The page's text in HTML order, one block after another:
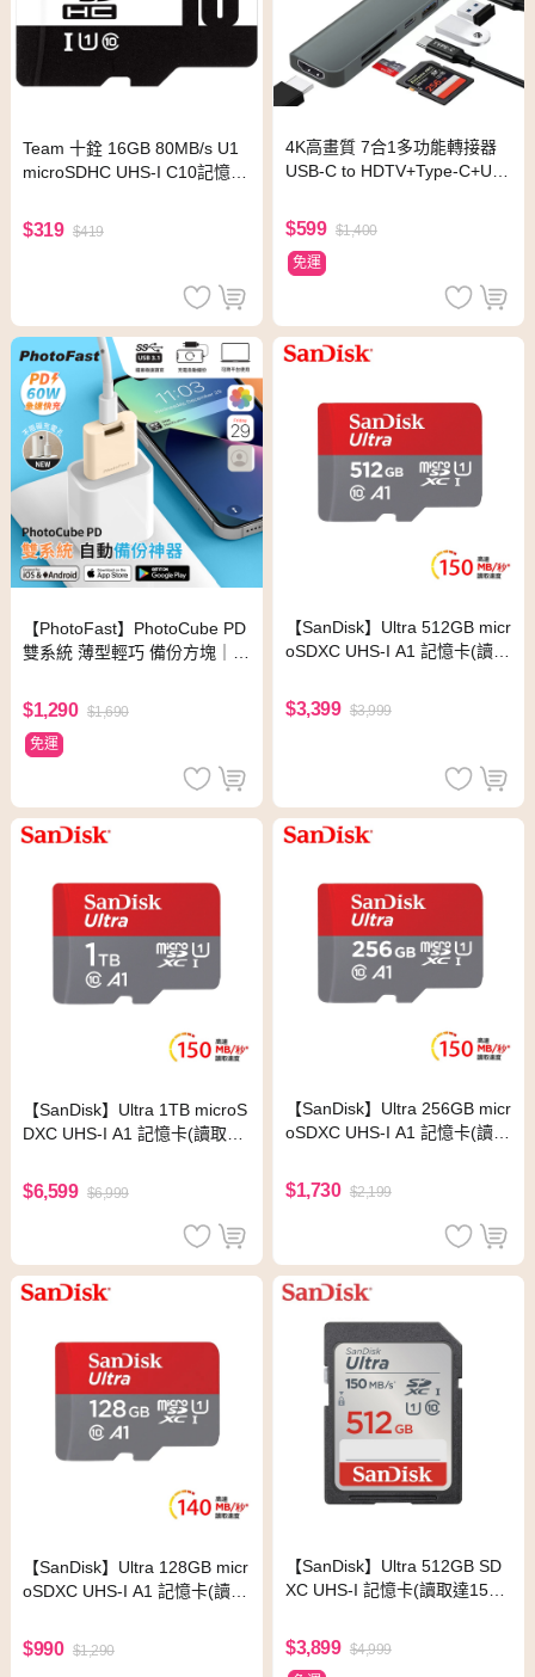
Team 十銓 16GB 80MB/s U1
microSDHC UHS-I C10記憶卡
$319 $419
4K高畫質 7合1多功能轉接器
USB-C to HDTV+Type-C+US
充集線讀卡機
$599 $1,400
免運
【PhotoFast】PhotoCube PD
雙系統 薄型輕巧 備份方塊｜備
$1,290 $1,690
免運
【SanDisk】Ultra 512GB micr
oSDXC UHS-I A1 記憶卡(讀取
$3,399 $3,999
【SanDisk】Ultra 1TB microS
DXC UHS-I A1 記憶卡(讀取達
$6,599 $6,999
【SanDisk】Ultra 256GB micr
oSDXC UHS-I A1 記憶卡(讀取
$1,730 $2,199
【SanDisk】Ultra 128GB micr
oSDXC UHS-I A1 記憶卡(讀取
$990 $1,290
【SanDisk】Ultra 512GB SD
XC UHS-I 記憶卡(讀取達150
$3,899 $4,999